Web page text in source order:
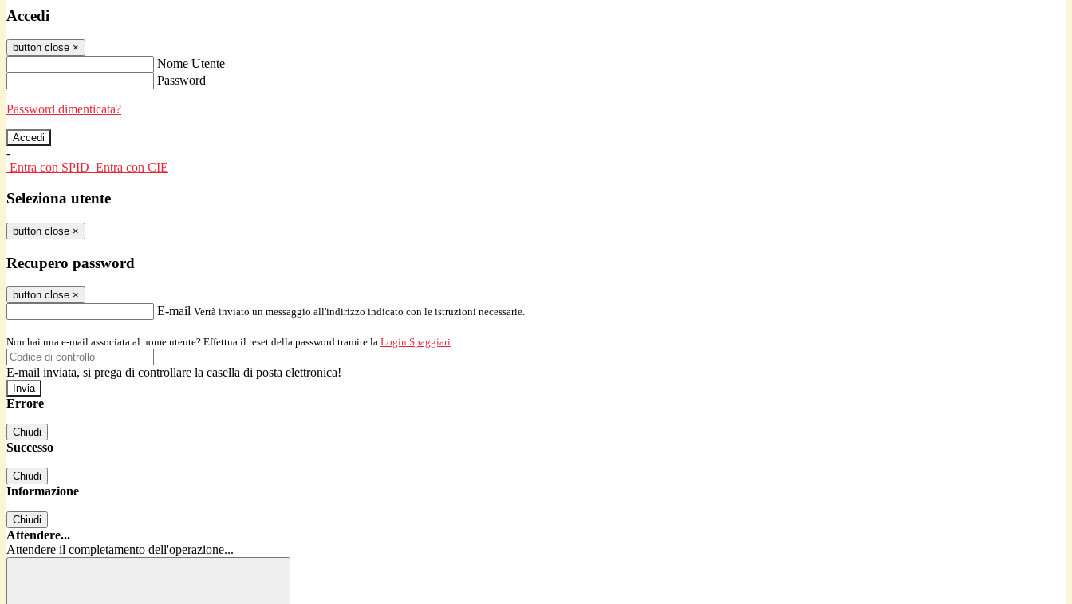
Accedi
button close ×
Nome Utente
Password
Password dimenticata?
-
Entra con SPID Entra con CIE
Seleziona utente
button close ×
Recupero password
button close ×
E-mail Verrà inviato un messaggio all'indirizzo indicato con le istruzioni necessarie.
Non hai una e-mail associata al nome utente? Effettua il reset della password tramite la Login Spaggiari
E-mail inviata, si prega di controllare la casella di posta elettronica!
Errore
Chiudi
Successo
Chiudi
Informazione
Chiudi
Attendere...
Attendere il completamento dell'operazione...